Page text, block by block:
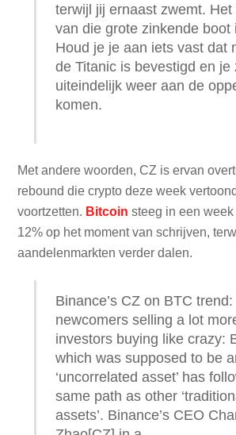
terwijl jij ernaast zwemt.
van die grote zinkende boot
Houd je je aan iets vast dat
de Titanic is bevestigd en je
uiteindelijk weer aan de
komen.
Met andere woorden, CZ is ervan
rebound die crypto deze week
voortzetten. Bitcoin steeg in een
12% op het moment van schrijven,
aandelenmarkten verder dalen.
Binance’s CZ on BTC trend:
newcomers selling a lot
investors buying like crazy:
which was supposed to be
‘uncorrelated asset’ has
same path as other
assets’. Binance’s CEO